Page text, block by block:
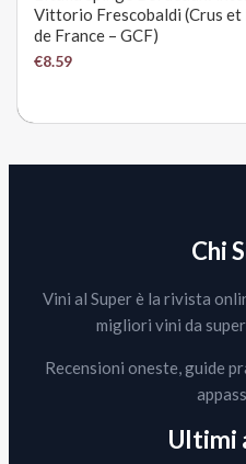
Vittorio Frescobaldi (Crus et
de France – GCF)
€8.59
Chi
Vini al Super è la rivista
migliori vini da
Recensioni oneste, guide
Ultimi